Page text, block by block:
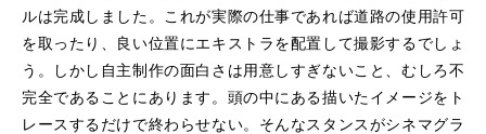
ルは完成しました。これが実際の仕事であれば道路の使用許可
を取ったり、良い位置にエキストラを配置して撮影するでしょ
う。しかし自主制作の面白さは用意しすぎないこと、むしろ不
完全であることにあります。頭の中にある描いたイメージをト
レースするだけで終わらせない。そんなスタンスがシネマグラ